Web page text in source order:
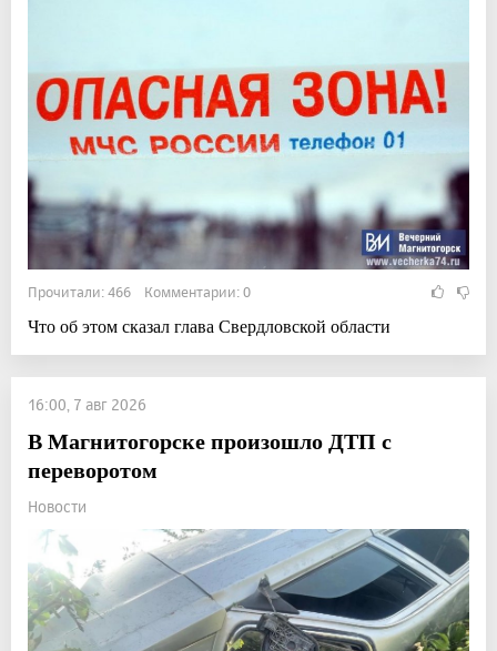
Прочитали: 466 Комментарии: 0
Что об этом сказал глава Свердловской области
16:00, 7 авг 2026
В Магнитогорске произошло ДТП с
переворотом
Новости